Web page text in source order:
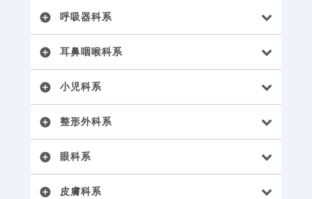
add_circle 呼吸器科系
add_circle 耳鼻咽喉科系
add_circle 小児科系
add_circle 整形外科系
add_circle 眼科系
add_circle 皮膚科系